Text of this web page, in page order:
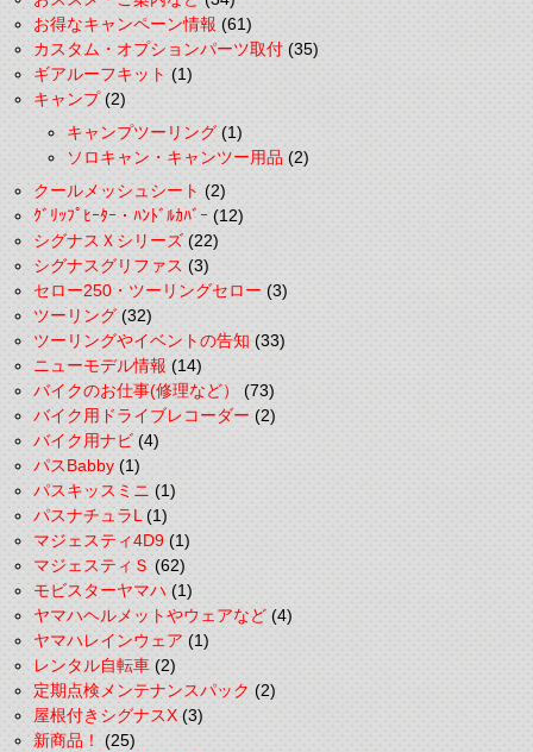
お得なキャンペーン情報(61)
カスタム・オプションパーツ取付(35)
ギアルーフキット(1)
キャンプ(2)
キャンプツーリング(1)
ソロキャン・キャンツー用品(2)
クールメッシュシート(2)
ｸﾞﾘｯﾌﾟﾋｰﾀｰ・ﾊﾝﾄﾞﾙｶﾊﾞｰ(12)
シグナスＸシリーズ(22)
シグナスグリファス(3)
セロー250・ツーリングセロー(3)
ツーリング(32)
ツーリングやイベントの告知(33)
ニューモデル情報(14)
バイクのお仕事(修理など）(73)
バイク用ドライブレコーダー(2)
バイク用ナビ(4)
パスBabby(1)
パスキッスミニ(1)
パスナチュラL(1)
マジェスティ4D9(1)
マジェスティＳ(62)
モビスターヤマハ(1)
ヤマハヘルメットやウェアなど(4)
ヤマハレインウェア(1)
レンタル自転車(2)
定期点検メンテナンスパック(2)
屋根付きシグナスX(3)
新商品！(25)